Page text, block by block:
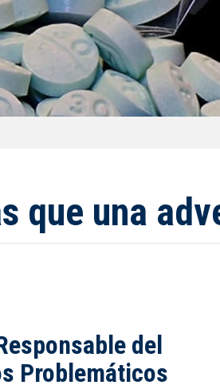
que una
del
Problemáticos